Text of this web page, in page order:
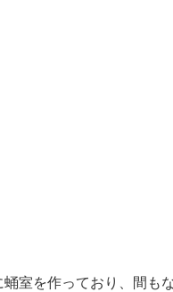
室を作っており、間も